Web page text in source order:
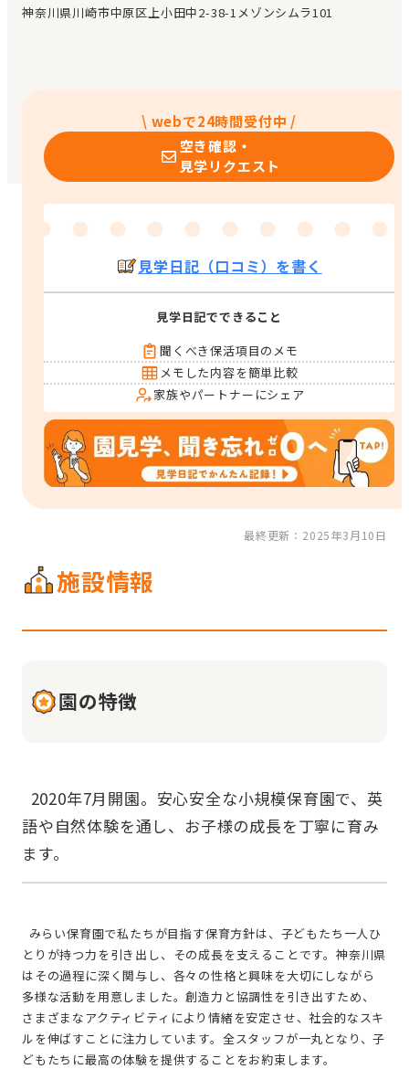
エンクルの特徴と活用方法
神奈川県川崎市中原区上小田中2-38-1メゾンシムラ101
\ webで24時間受付中 /
空き確認・
見学リクエスト
見学日記（口コミ）を書く
見学日記でできること
聞くべき保活項目のメモ
メモした内容を簡単比較
家族やパートナーにシェア
最終更新：2025年3月10日
施設情報
園の特徴
語や自然体験を通し、お子様の成長を丁寧に育み
とりが持つ力を引き出し、その成長を支えることです。神奈川県
はその過程に深く関与し、各々の性格と興味を大切にしながら
多様な活動を用意しました。創造力と協調性を引き出すため、
さまざまなアクティビティにより情緒を安定させ、社会的なスキ
ルを伸ばすことに注力しています。全スタッフが一丸となり、子
どもたちに最高の体験を提供することをお約束します。